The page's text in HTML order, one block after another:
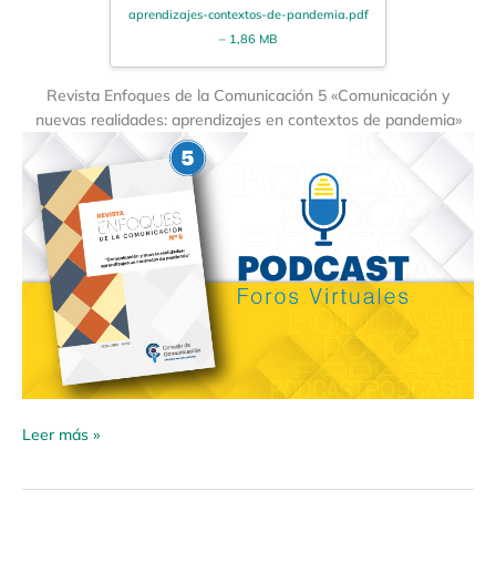
aprendizajes-contextos-de-pandemia.pdf
– 1,86 MB
Revista Enfoques de la Comunicación 5 «Comunicación y
nuevas realidades: aprendizajes en contextos de pandemia»
Leer más »